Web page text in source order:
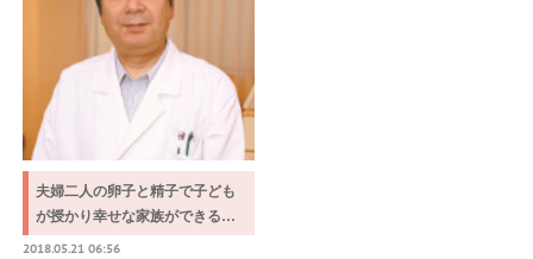
夫婦二人の卵子と精子で子ども
が授かり幸せな家族ができる…
2018.05.21 06:56